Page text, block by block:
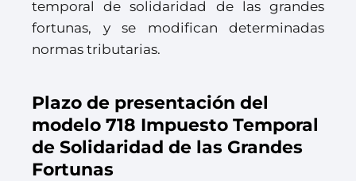
temporal de solidaridad de las grandes
fortunas, y se modifican determinadas
normas tributarias.
Plazo de presentación del
modelo 718 Impuesto Temporal
de Solidaridad de las Grandes
Fortunas